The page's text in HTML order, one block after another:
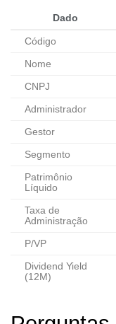
Dado
Código
Nome
CNPJ
Administrador
Gestor
Segmento
Patrimônio
Líquido
Taxa de
Administração
P/VP
Dividend Yield
(12M)